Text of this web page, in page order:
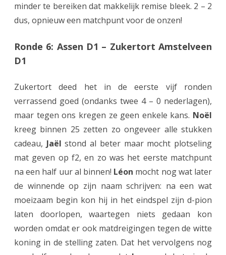
u
d
o
m
e
t
i
e
!
minder te bereiken dat makkelijk remise bleek. 2 – 2
dus, opnieuw een matchpunt voor de onzen!
Ronde 6: Assen D1 – Zukertort Amstelveen
D1
Zukertort deed het in de eerste vijf ronden
verrassend goed (ondanks twee 4 – 0 nederlagen),
maar tegen ons kregen ze geen enkele kans. Noël
kreeg binnen 25 zetten zo ongeveer alle stukken
cadeau, Jaël stond al beter maar mocht plotseling
mat geven op f2, en zo was het eerste matchpunt
na een half uur al binnen! Léon mocht nog wat later
de winnende op zijn naam schrijven: na een wat
moeizaam begin kon hij in het eindspel zijn d-pion
laten doorlopen, waartegen niets gedaan kon
worden omdat er ook matdreigingen tegen de witte
koning in de stelling zaten. Dat het vervolgens nog